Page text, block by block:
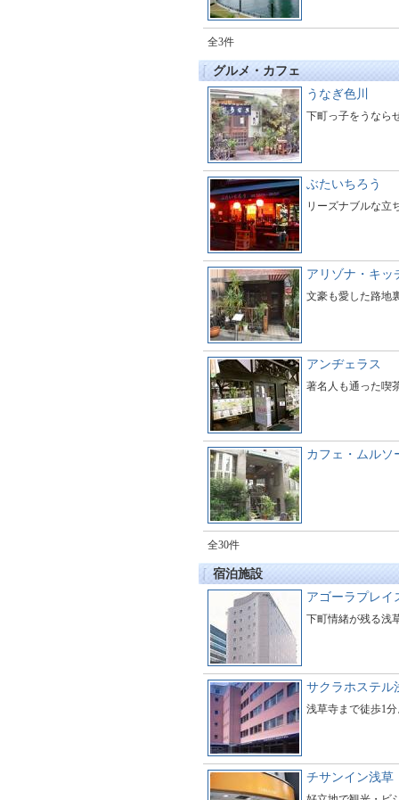
全3件
グルメ・カフェ
うなぎ色川
下町っ子をうなら
ぶたいちろう
リーズナブルな立
アリゾナ・キッ
文豪も愛した路地
アンヂェラス
著名人も通った喫
カフェ・ムルソ
全30件
宿泊施設
アゴーラプレイ
下町情緒が残る浅
サクラホステル
浅草寺まで徒歩1
チサンイン浅草